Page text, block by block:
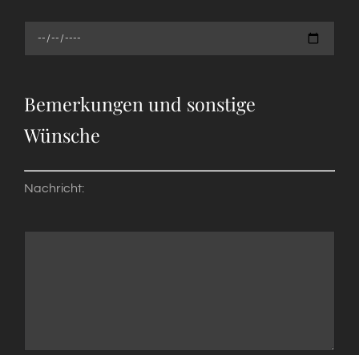
Bemerkungen und sonstige
Wünsche
Nachricht: